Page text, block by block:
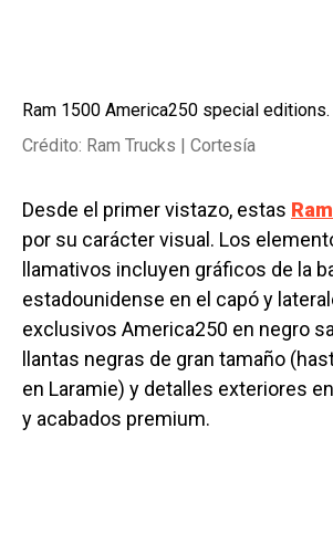
Ram 1500 America250 special editions.
Crédito: Ram Trucks | Cortesía
Desde el primer vistazo, estas
por su carácter visual. Los
llamativos incluyen gráficos de la
estadounidense en el capó y
exclusivos America250 en negro
llantas negras de gran tamaño
en Laramie) y detalles exteriores
y acabados premium.